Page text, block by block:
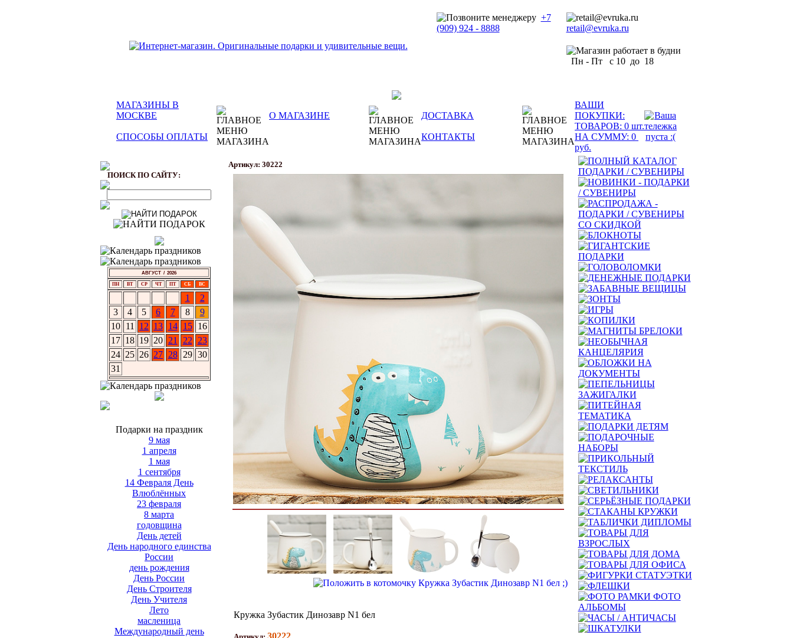
+7
(909) 924 - 8888 retail@evruka.ru
Пн - Пт с 10 до 18
МАГАЗИНЫ В
МОСКВЕ
О МАГАЗИНЕ ДОСТАВКА
ВАШИ
ПОКУПКИ:
СПОСОБЫ ОПЛАТЫ КОНТАКТЫ
ТОВАРОВ: 0 шт.
НА СУММУ: 0
руб.
ПОИСК ПО САЙТУ:
АВГУСТ / 2026
ПН ВТ СР ЧТ ПТ СБ ВС
1
2
3
4 5 6 7 8
9
10 11 12 13 14 15
16
17 18 19 20 21 22
23
24 25 26 27 28 29 30
31
Подарки на праздник
9 мая
1 апреля
1 мая
1 сентября
14 Февраля День
Влюблённых
23 февраля
8 марта
годовщина
День детей
День народного единства
России
день рождения
День России
День Строителя
День Учителя
Лето
масленица
Международный день
Артикул: 30222
Кружка Зубастик Динозавр N1 бел
30222